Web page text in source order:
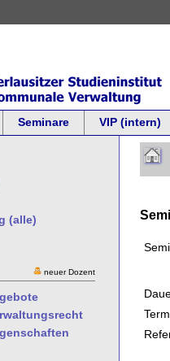
Seminare VIP (intern)
(alle)
neuer Dozent